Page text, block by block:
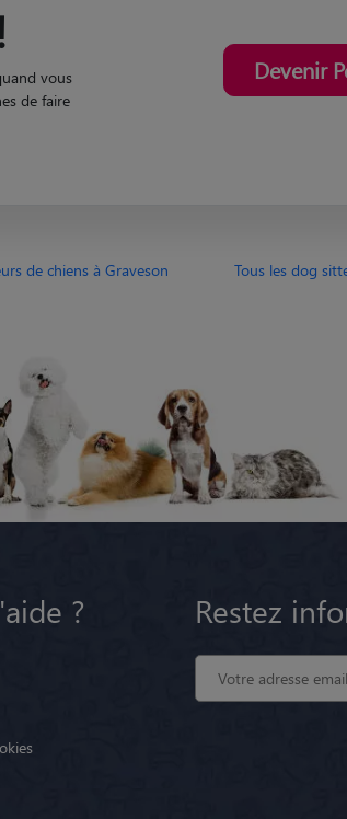
vous
de faire
Devenir
de chiens à Graveson Tous les dog
? Restez